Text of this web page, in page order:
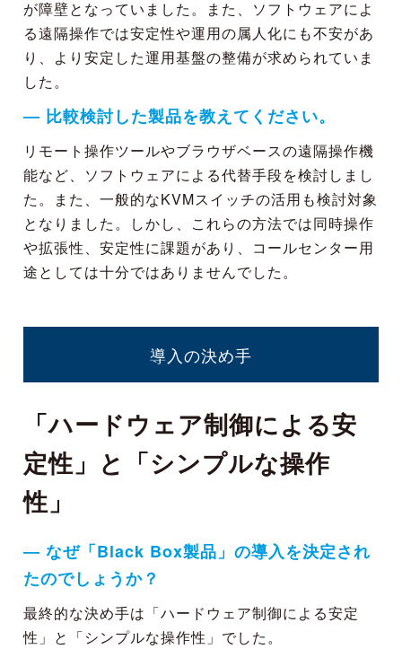
が障壁となっていました。また、ソフトウェアによ
る遠隔操作では安定性や運用の属人化にも不安があ
り、より安定した運用基盤の整備が求められていま
した。
― 比較検討した製品を教えてください。
リモート操作ツールやブラウザベースの遠隔操作機
能など、ソフトウェアによる代替手段を検討しまし
た。また、一般的なKVMスイッチの活用も検討対象
となりました。しかし、これらの方法では同時操作
や拡張性、安定性に課題があり、コールセンター用
途としては十分ではありませんでした。
導入の決め手
「ハードウェア制御による安
定性」と「シンプルな操作
性」
― なぜ「Black Box製品」の導入を決定され
たのでしょうか？
最終的な決め手は「ハードウェア制御による安定
性」と「シンプルな操作性」でした。